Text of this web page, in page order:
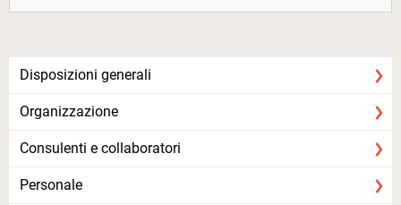
Disposizioni generali
Organizzazione
Consulenti e collaboratori
Personale